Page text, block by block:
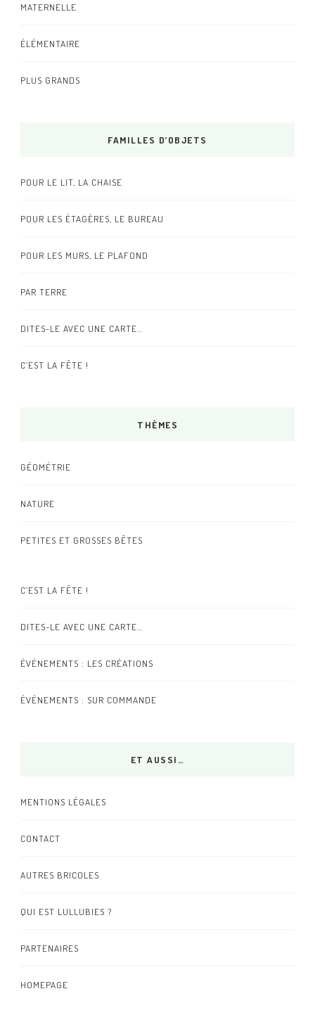
MATERNELLE
ÉLÉMENTAIRE
PLUS GRANDS
FAMILLES D’OBJETS
POUR LE LIT, LA CHAISE
POUR LES ÉTAGÈRES, LE BUREAU
POUR LES MURS, LE PLAFOND
PAR TERRE
DITES-LE AVEC UNE CARTE…
C’EST LA FÊTE !
THÈMES
GÉOMÉTRIE
NATURE
PETITES ET GROSSES BÊTES
C’EST LA FÊTE !
DITES-LE AVEC UNE CARTE…
ÉVÉNEMENTS : LES CRÉATIONS
ÉVÉNEMENTS : SUR COMMANDE
ET AUSSI…
MENTIONS LÉGALES
CONTACT
AUTRES BRICOLES
QUI EST LULLUBIES ?
PARTENAIRES
HOMEPAGE